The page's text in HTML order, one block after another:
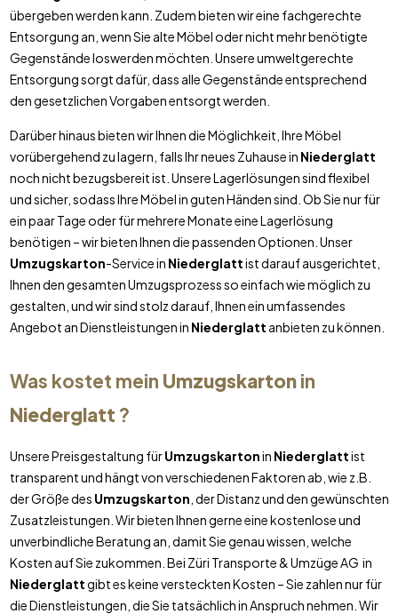
übergeben werden kann. Zudem bieten wir eine fachgerechte
Entsorgung an, wenn Sie alte Möbel oder nicht mehr benötigte
Gegenstände loswerden möchten. Unsere umweltgerechte
Entsorgung sorgt dafür, dass alle Gegenstände entsprechend
den gesetzlichen Vorgaben entsorgt werden.
Darüber hinaus bieten wir Ihnen die Möglichkeit, Ihre Möbel
vorübergehend zu lagern, falls Ihr neues Zuhause in Niederglatt
noch nicht bezugsbereit ist. Unsere Lagerlösungen sind flexibel
und sicher, sodass Ihre Möbel in guten Händen sind. Ob Sie nur für
ein paar Tage oder für mehrere Monate eine Lagerlösung
benötigen – wir bieten Ihnen die passenden Optionen. Unser
Umzugskarton-Service in Niederglattist darauf ausgerichtet,
Ihnen den gesamten Umzugsprozess so einfach wie möglich zu
gestalten, und wir sind stolz darauf, Ihnen ein umfassendes
Angebot an Dienstleistungen in Niederglatt anbieten zu können.
Was kostet mein Umzugskartonin
Niederglatt ?
Unsere Preisgestaltung fürUmzugskartonin Niederglattist
transparent und hängt von verschiedenen Faktoren ab, wie z.B.
der Größe des Umzugskarton , der Distanz und den gewünschten
Zusatzleistungen. Wir bieten Ihnen gerne eine kostenlose und
unverbindliche Beratung an, damit Sie genau wissen, welche
Kosten auf Sie zukommen. Bei Züri Transporte & Umzüge AG in
Niederglattgibt es keine versteckten Kosten – Sie zahlen nur für
die Dienstleistungen, die Sie tatsächlich in Anspruch nehmen. Wir